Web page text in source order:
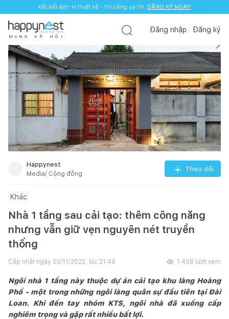
Kết nối đơn vị thiết kế - thi công uy tín. ĐĂNG KÝ NGAY!
M Ạ N G X Ã H Ộ I
Đăng nhập Đăng ký
Happynest
Media/ Cộng đồng
Theo dõi
Khác
Nhà 1 tầng sau cải tạo: thêm công năng
nhưng vẫn giữ vẹn nguyên nét truyền
thống
Cập nhật ngày 02/11/2022, lúc 21:49 1.458 lượt xem
Ngôi nhà 1 tầng này thuộc dự án cải tạo khu làng Hoàng
Phố - một trong những ngôi làng quân sự đầu tiên tại Đài
Loan. Khi đến tay nhóm KTS, ngôi nhà đã xuống cấp
nghiêm trọng và gặp rất nhiều bất lợi.